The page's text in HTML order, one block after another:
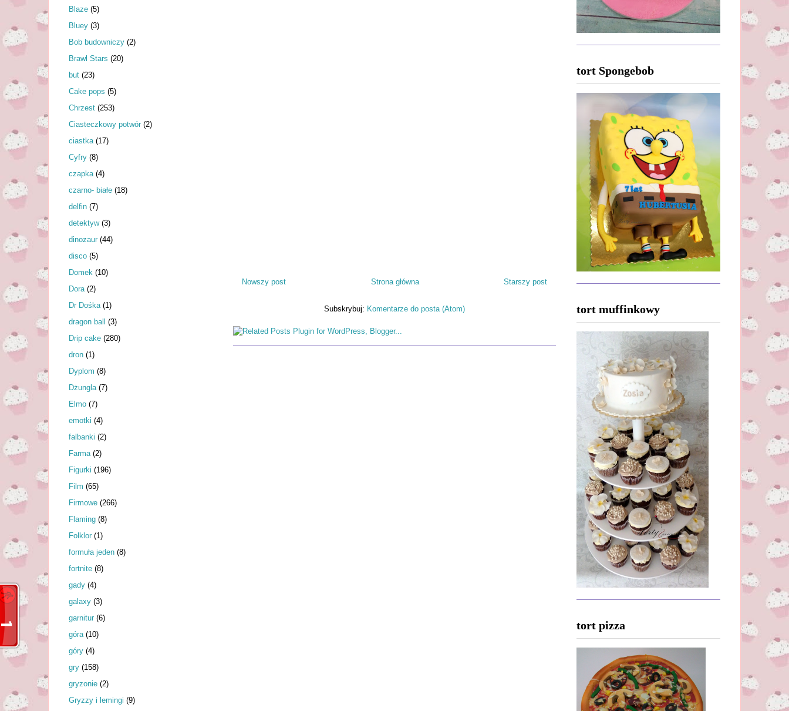
Nowszy post Starszy post
Strona główna
Subskrybuj: Komentarze do posta (Atom)
Blaze (5)
Bluey (3)
Bob budowniczy (2)
Brawl Stars (20)
but (23)
Cake pops (5)
Chrzest (253)
Ciasteczkowy potwór (2)
ciastka (17)
Cyfry (8)
czapka (4)
czarno- białe (18)
delfin (7)
detektyw (3)
dinozaur (44)
disco (5)
Domek (10)
Dora (2)
Dr Dośka (1)
dragon ball (3)
Drip cake (280)
dron (1)
Dyplom (8)
Dżungla (7)
Elmo (7)
emotki (4)
falbanki (2)
Farma (2)
Figurki (196)
Film (65)
Firmowe (266)
Flaming (8)
Folklor (1)
formuła jeden (8)
fortnite (8)
gady (4)
galaxy (3)
garnitur (6)
góra (10)
góry (4)
gry (158)
gryzonie (2)
Gryzzy i lemingi (9)
tort Spongebob
tort muffinkowy
tort pizza